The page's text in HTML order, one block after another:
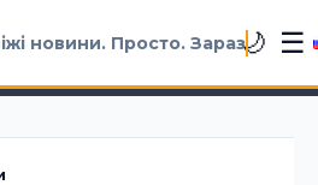
новини. Просто. Зараз🌙 ☰